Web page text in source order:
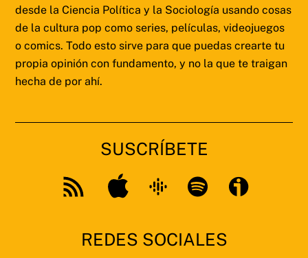
desde la Ciencia Política y la Sociología usando cosas
de la cultura pop como series, películas, videojuegos
o comics. Todo esto sirve para que puedas crearte tu
propia opinión con fundamento, y no la que te traigan
hecha de por ahí.
SUSCRÍBETE
Feed
Apple
Google
Spotify
REDES SOCIALES